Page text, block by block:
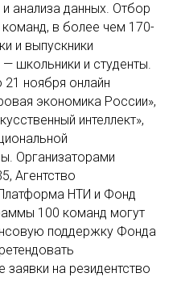
и анализа данных. Отбор
команд, в более чем 170-
и выпускники
школьники и студенты.
21 ноября онлайн
экономика России»,
интеллект»,
Организаторами
Агентство
Платформа НТИ и Фонд
100 команд могут
поддержку Фонда
на резидентство